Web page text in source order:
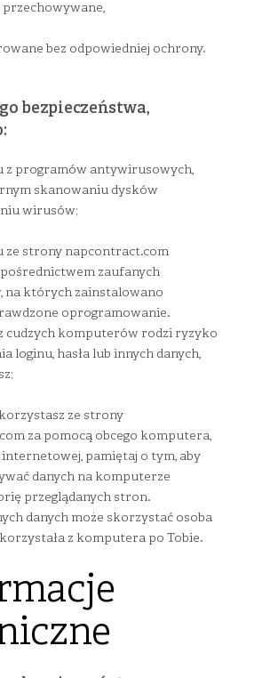
przechowywane,
bez odpowiedniej ochrony.
bezpieczeństwa,
z programów antywirusowych,
skanowaniu dysków
wirusów;
ze strony napcontract.com
pośrednictwem zaufanych
na których zainstalowano
oprogramowanie.
cudzych komputerów rodzi ryzyko
loginu, hasła lub innych danych,
ze strony
za pomocą obcego komputera,
pamiętaj o tym, aby
danych na komputerze
przeglądanych stron.
danych może skorzystać osoba
z komputera po Tobie.